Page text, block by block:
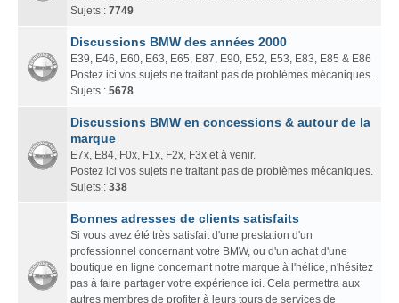
Sujets : 7749
Discussions BMW des années 2000
E39, E46, E60, E63, E65, E87, E90, E52, E53, E83, E85 & E86
Postez ici vos sujets ne traitant pas de problèmes mécaniques.
Sujets : 5678
Discussions BMW en concessions & autour de la
marque
E7x, E84, F0x, F1x, F2x, F3x et à venir.
Postez ici vos sujets ne traitant pas de problèmes mécaniques.
Sujets : 338
Bonnes adresses de clients satisfaits
Si vous avez été très satisfait d'une prestation d'un
professionnel concernant votre BMW, ou d'un achat d'une
boutique en ligne concernant notre marque à l'hélice, n'hésitez
pas à faire partager votre expérience ici. Cela permettra aux
autres membres de profiter à leurs tours de services de